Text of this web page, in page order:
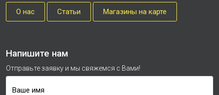
О нас Cтатьи Магазины на карте
Напишите нам
Отправьте заявку и мы свяжемся с Вами!
Ваше имя